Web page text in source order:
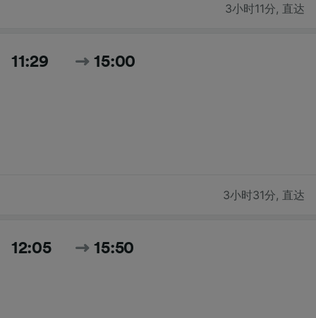
3小时11分, 直达
11:29 15:00
3小时31分, 直达
12:05 15:50